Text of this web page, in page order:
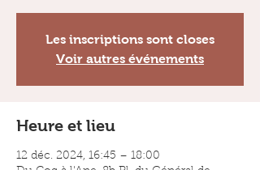
Les inscriptions sont closes
Voir autres événements
Heure et lieu
12 déc. 2024, 16:45 – 18:00